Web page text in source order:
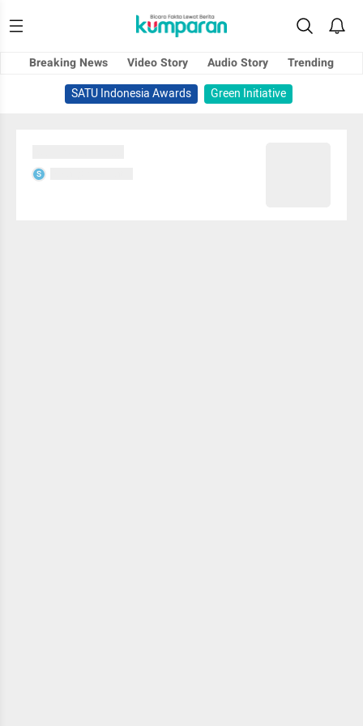
Breaking News Video Story Audio Story
Trending
SATU Indonesia Awards
Green Initiative
S